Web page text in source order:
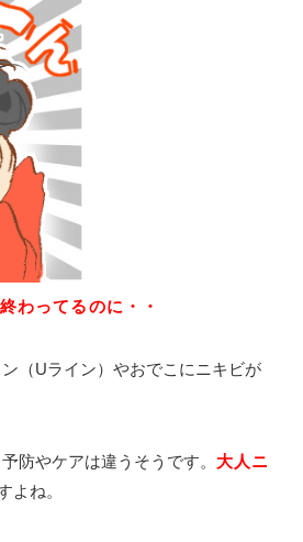
わってるのに・・
（Uライン）やおでこにニキビが
防やケアは違うそうです。 大人ニ
よね。